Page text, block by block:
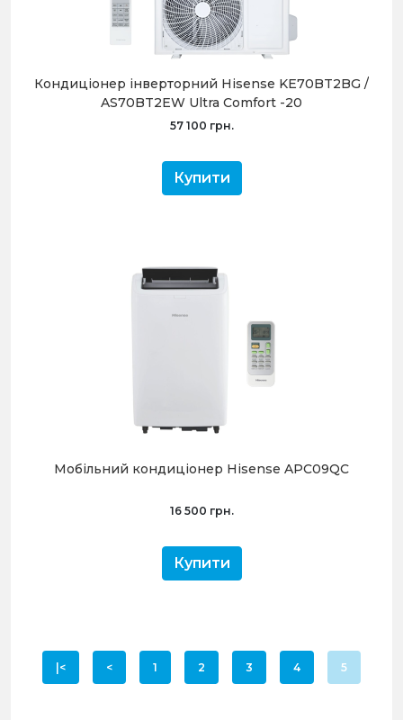
Кондиціонер інверторний Hisense KE70BT2BG /
AS70BT2EW Ultra Comfort -20
57 100 грн.
Купити
Мобільний кондиціонер Hisense APC09QC
16 500 грн.
Купити
|< < 1 2 3 4 5